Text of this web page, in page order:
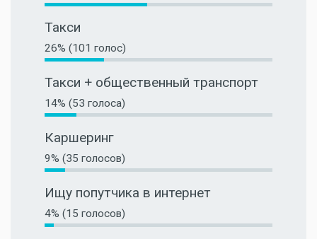
Такси
26% (101 голос)
Такси + общественный транспорт
14% (53 голоса)
Каршеринг
9% (35 голосов)
Ищу попутчика в интернет
4% (15 голосов)